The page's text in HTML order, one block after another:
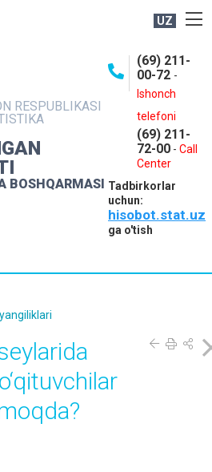
UZ
RESPUBLIKASI
BOSHQARMASI
(69) 211-
00-72 -
Ishonch
telefoni
(69) 211-
72-00 - Call
Center
Tadbirkorlar
uchun:
hisobot.stat.uz
ga o'tish
NASHRLAR
XIZMATLAR
XIZMATI